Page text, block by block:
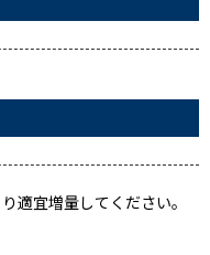
適宜増量してください。